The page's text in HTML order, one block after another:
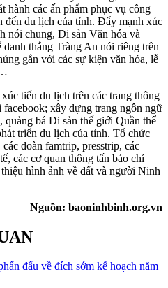
hành các ấn phẩm phục vụ công
đến du lịch của tỉnh. Đẩy mạnh xúc
nói chung, Di sản Văn hóa và
thắng Tràng An nói riêng trên
gắn với các sự kiện văn hóa, lễ
tiến du lịch trên các trang thông
xây dựng trang ngôn ngữ
quảng bá Di sản thế giới Quần thể
triển du lịch của tỉnh. Tổ chức
đoàn famtrip, presstrip, các
các cơ quan thông tấn báo chí
hình ảnh về đất và người Ninh
Nguồn: baoninhbinh.org.vn